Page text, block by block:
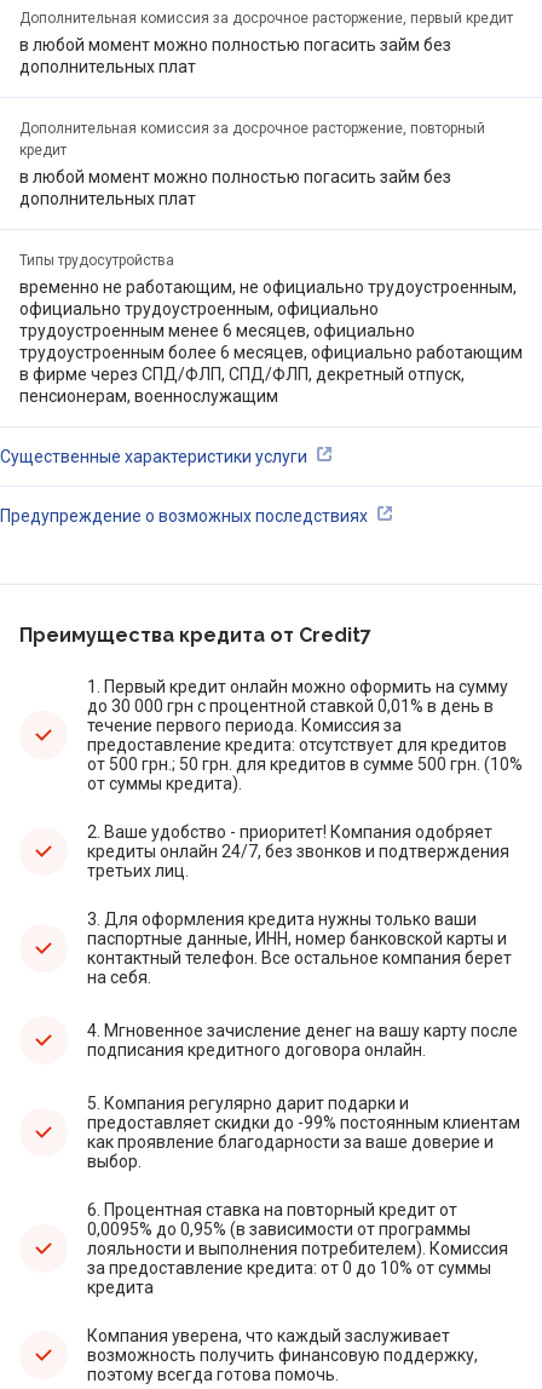
Дополнительная комиссия за досрочное расторжение, первый кредит
в любой момент можно полностью погасить займ без
дополнительных плат
Дополнительная комиссия за досрочное расторжение, повторный
кредит
в любой момент можно полностью погасить займ без
дополнительных плат
Типы трудосутройства
временно не работающим, не официально трудоустроенным,
официально трудоустроенным, официально
трудоустроенным менее 6 месяцев, официально
трудоустроенным более 6 месяцев, официально работающим
в фирме через СПД/ФЛП, СПД/ФЛП, декретный отпуск,
пенсионерам, военнослужащим
Существенные характеристики услуги
Предупреждение о возможных последствиях
Преимущества кредита от Credit7
1. Первый кредит онлайн можно оформить на сумму
до 30 000 грн с процентной ставкой 0,01% в день в
течение первого периода. Комиссия за
предоставление кредита: отсутствует для кредитов
от 500 грн.; 50 грн. для кредитов в сумме 500 грн. (10%
от суммы кредита).
2. Ваше удобство - приоритет! Компания одобряет
кредиты онлайн 24/7, без звонков и подтверждения
третьих лиц.
3. Для оформления кредита нужны только ваши
паспортные данные, ИНН, номер банковской карты и
контактный телефон. Все остальное компания берет
на себя.
4. Мгновенное зачисление денег на вашу карту после
подписания кредитного договора онлайн.
5. Компания регулярно дарит подарки и
предоставляет скидки до -99% постоянным клиентам
как проявление благодарности за ваше доверие и
выбор.
6. Процентная ставка на повторный кредит от
0,0095% до 0,95% (в зависимости от программы
лояльности и выполнения потребителем). Комиссия
за предоставление кредита: от 0 до 10% от суммы
кредита
Компания уверена, что каждый заслуживает
возможность получить финансовую поддержку,
поэтому всегда готова помочь.